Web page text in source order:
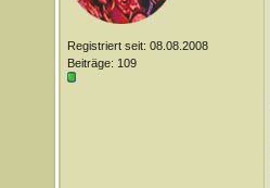
Registriert seit: 08.08.2008
Beiträge: 109